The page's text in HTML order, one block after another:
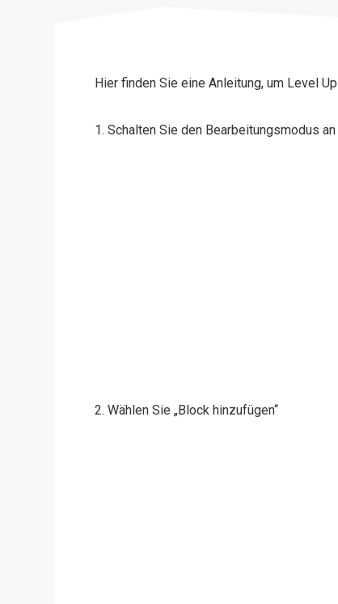
Hier finden Sie eine Anleitung, um Level
Schalten Sie den Bearbeitungsmodus
2. Wählen Sie „Block hinzufügen“